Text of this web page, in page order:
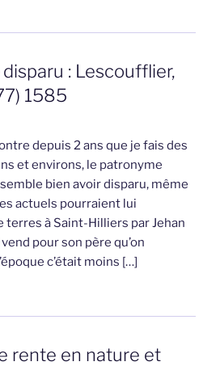
: Lescoufflier,
1585
depuis 2 ans que je fais des
et environs, le patronyme
semble bien avoir disparu, même
actuels pourraient lui
terres à Saint-Hilliers par Jehan
pour son père qu’on
c’était moins […]
rente en nature et